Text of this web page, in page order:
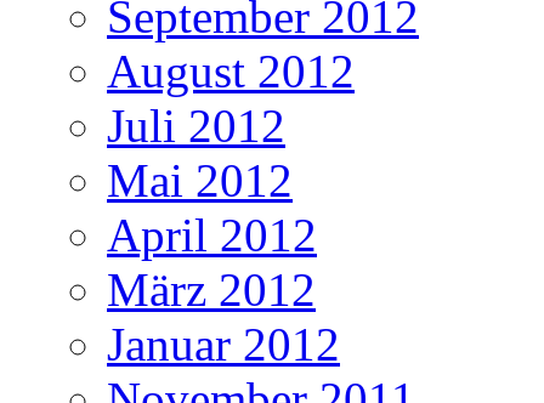
September 2012
August 2012
Juli 2012
Mai 2012
April 2012
März 2012
Januar 2012